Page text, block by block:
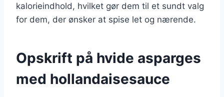
kalorieindhold, hvilket gør dem til et sundt valg
for dem, der ønsker at spise let og nærende.
Opskrift på hvide asparges
med hollandaisesauce